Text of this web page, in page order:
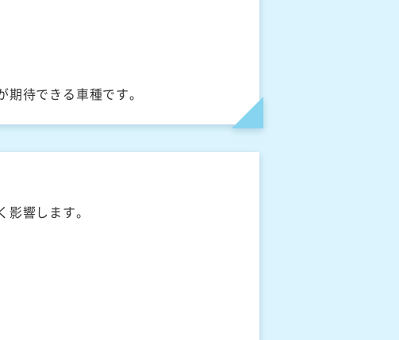
待できる車種です。
響します。